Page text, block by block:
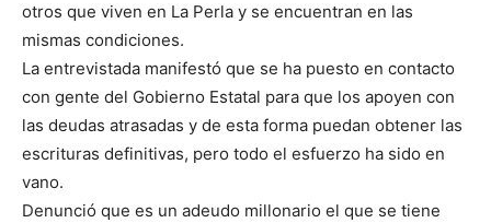
otros que viven en La Perla y se encuentran en las
mismas condiciones.
La entrevistada manifestó que se ha puesto en contacto
con gente del Gobierno Estatal para que los apoyen con
las deudas atrasadas y de esta forma puedan obtener las
escrituras definitivas, pero todo el esfuerzo ha sido en
vano.
Denunció que es un adeudo millonario el que se tiene